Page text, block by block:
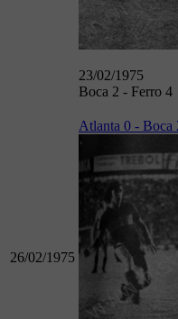
23/02/1975
Boca 2 - Ferro 4
26/02/1975
Atlanta 0 - Boca